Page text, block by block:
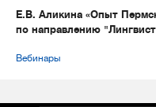
Е.В. Аликина «Опыт
по направлению
Вебинары